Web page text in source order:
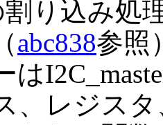
割り込み処
abc838参照
、レジス